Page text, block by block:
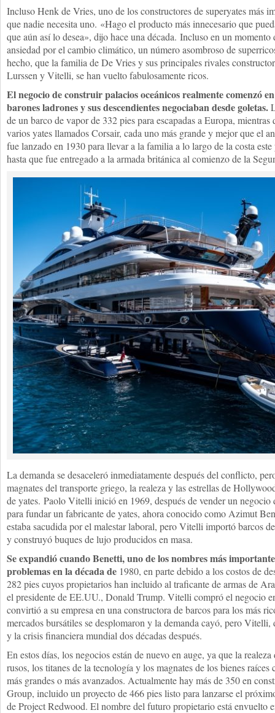
Incluso Henk de Vries, uno de los constructores de superyates más
que nadie necesita uno. «Hago el producto más innecesario que
que aún así lo desea», dijo hace una década. Incluso en un
ansiedad por el cambio climático, un número asombroso de
hecho, que la familia de De Vries y sus principales rivales
Lurssen y Vitelli, se han vuelto fabulosamente ricos.
El negocio de construir palacios oceánicos realmente comenzó
barones ladrones y sus descendientes negociaban desde goletas.
de un barco de vapor de 332 pies para escapadas a Europa,
varios yates llamados Corsair, cada uno más grande y mejor que el
fue lanzado en 1930 para llevar a la familia a lo largo de la costa
hasta que fue entregado a la armada británica al comienzo de la
La demanda se desaceleró inmediatamente después del conflicto,
magnates del transporte griego, la realeza y las estrellas de
de yates. Paolo Vitelli inició en 1969, después de vender un negocio
para fundar un fabricante de yates, ahora conocido como Azimut
estaba sacudida por el malestar laboral, pero Vitelli importó barcos
y construyó buques de lujo producidos en masa.
Se expandió cuando Benetti, uno de los nombres más
problemas en la década de 1980, en parte debido a los costos de
282 pies cuyos propietarios han incluido al traficante de armas de
el presidente de EE.UU., Donald Trump. Vitelli compró el negocio
convirtió a su empresa en una constructora de barcos para los más
mercados bursátiles se desplomaron y la demanda cayó, pero Vitelli,
y la crisis financiera mundial dos décadas después.
En estos días, los negocios están de nuevo en auge, ya que la
rusos, los titanes de la tecnología y los magnates de los bienes raíces
más grandes o más avanzados. Actualmente hay más de 350 en
Group, incluido un proyecto de 466 pies listo para lanzarse el
de Project Redwood. El nombre del futuro propietario está envuelto